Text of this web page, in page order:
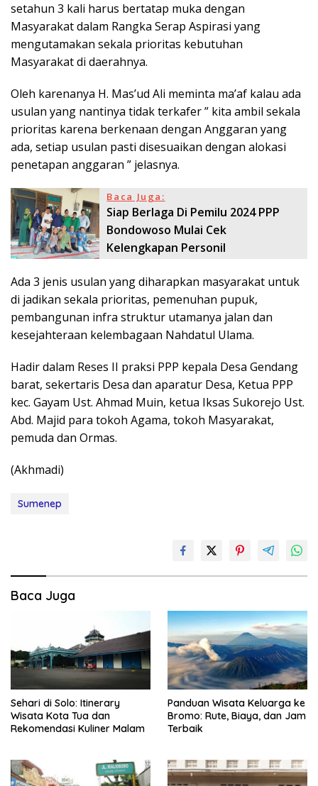
setahun 3 kali harus bertatap muka dengan
Masyarakat dalam Rangka Serap Aspirasi yang
mengutamakan sekala prioritas kebutuhan
Masyarakat di daerahnya.
Oleh karenanya H. Mas’ud Ali meminta ma’af kalau ada
usulan yang nantinya tidak terkafer ” kita ambil sekala
prioritas karena berkenaan dengan Anggaran yang
ada, setiap usulan pasti disesuaikan dengan alokasi
penetapan anggaran ” jelasnya.
Baca Juga:
Siap Berlaga Di Pemilu 2024 PPP
Bondowoso Mulai Cek
Kelengkapan Personil
Ada 3 jenis usulan yang diharapkan masyarakat untuk
di jadikan sekala prioritas, pemenuhan pupuk,
pembangunan infra struktur utamanya jalan dan
kesejahteraan kelembagaan Nahdatul Ulama.
Hadir dalam Reses II praksi PPP kepala Desa Gendang
barat, sekertaris Desa dan aparatur Desa, Ketua PPP
kec. Gayam Ust. Ahmad Muin, ketua Iksas Sukorejo Ust.
Abd. Majid para tokoh Agama, tokoh Masyarakat,
pemuda dan Ormas.
(Akhmadi)
Sumenep
Baca Juga
Sehari di Solo: Itinerary
Wisata Kota Tua dan
Rekomendasi Kuliner Malam
Panduan Wisata Keluarga ke
Bromo: Rute, Biaya, dan Jam
Terbaik